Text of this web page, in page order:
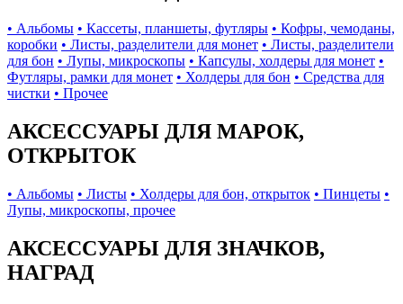
• Альбомы • Кассеты, планшеты, футляры • Кофры, чемоданы,
коробки • Листы, разделители для монет • Листы, разделители
для бон • Лупы, микроскопы • Капсулы, холдеры для монет •
Футляры, рамки для монет • Холдеры для бон • Средства для
чистки • Прочее
АКСЕССУАРЫ ДЛЯ МАРОК,
ОТКРЫТОК
• Альбомы • Листы • Холдеры для бон, открыток • Пинцеты •
Лупы, микроскопы, прочее
АКСЕССУАРЫ ДЛЯ ЗНАЧКОВ,
НАГРАД